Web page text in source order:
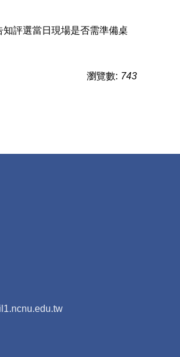
評選當日現場是否需準備桌
瀏覽數: 743